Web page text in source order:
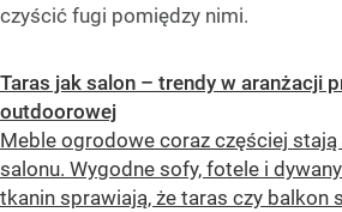
czyścić fugi pomiędzy nimi.
Taras jak salon – trendy w aranżacji
outdoorowej
Meble ogrodowe coraz częściej stają
salonu. Wygodne sofy, fotele i
tkanin sprawiają, że taras czy balkon